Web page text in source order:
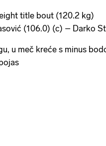
title bout (120.2 kg)
(106.0) (c) – Darko
u meč kreće s minus